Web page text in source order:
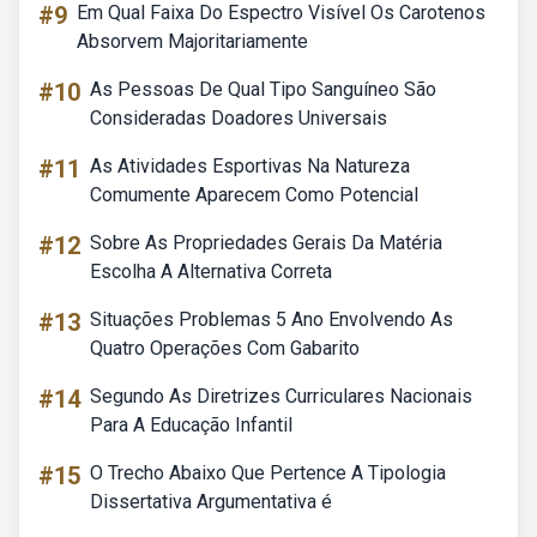
#9 Em Qual Faixa Do Espectro Visível Os Carotenos
Absorvem Majoritariamente
#10 As Pessoas De Qual Tipo Sanguíneo São
Consideradas Doadores Universais
#11 As Atividades Esportivas Na Natureza
Comumente Aparecem Como Potencial
#12 Sobre As Propriedades Gerais Da Matéria
Escolha A Alternativa Correta
#13 Situações Problemas 5 Ano Envolvendo As
Quatro Operações Com Gabarito
#14 Segundo As Diretrizes Curriculares Nacionais
Para A Educação Infantil
#15 O Trecho Abaixo Que Pertence A Tipologia
Dissertativa Argumentativa é